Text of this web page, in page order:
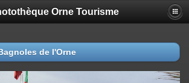
Orne Tourisme
de l'Orne